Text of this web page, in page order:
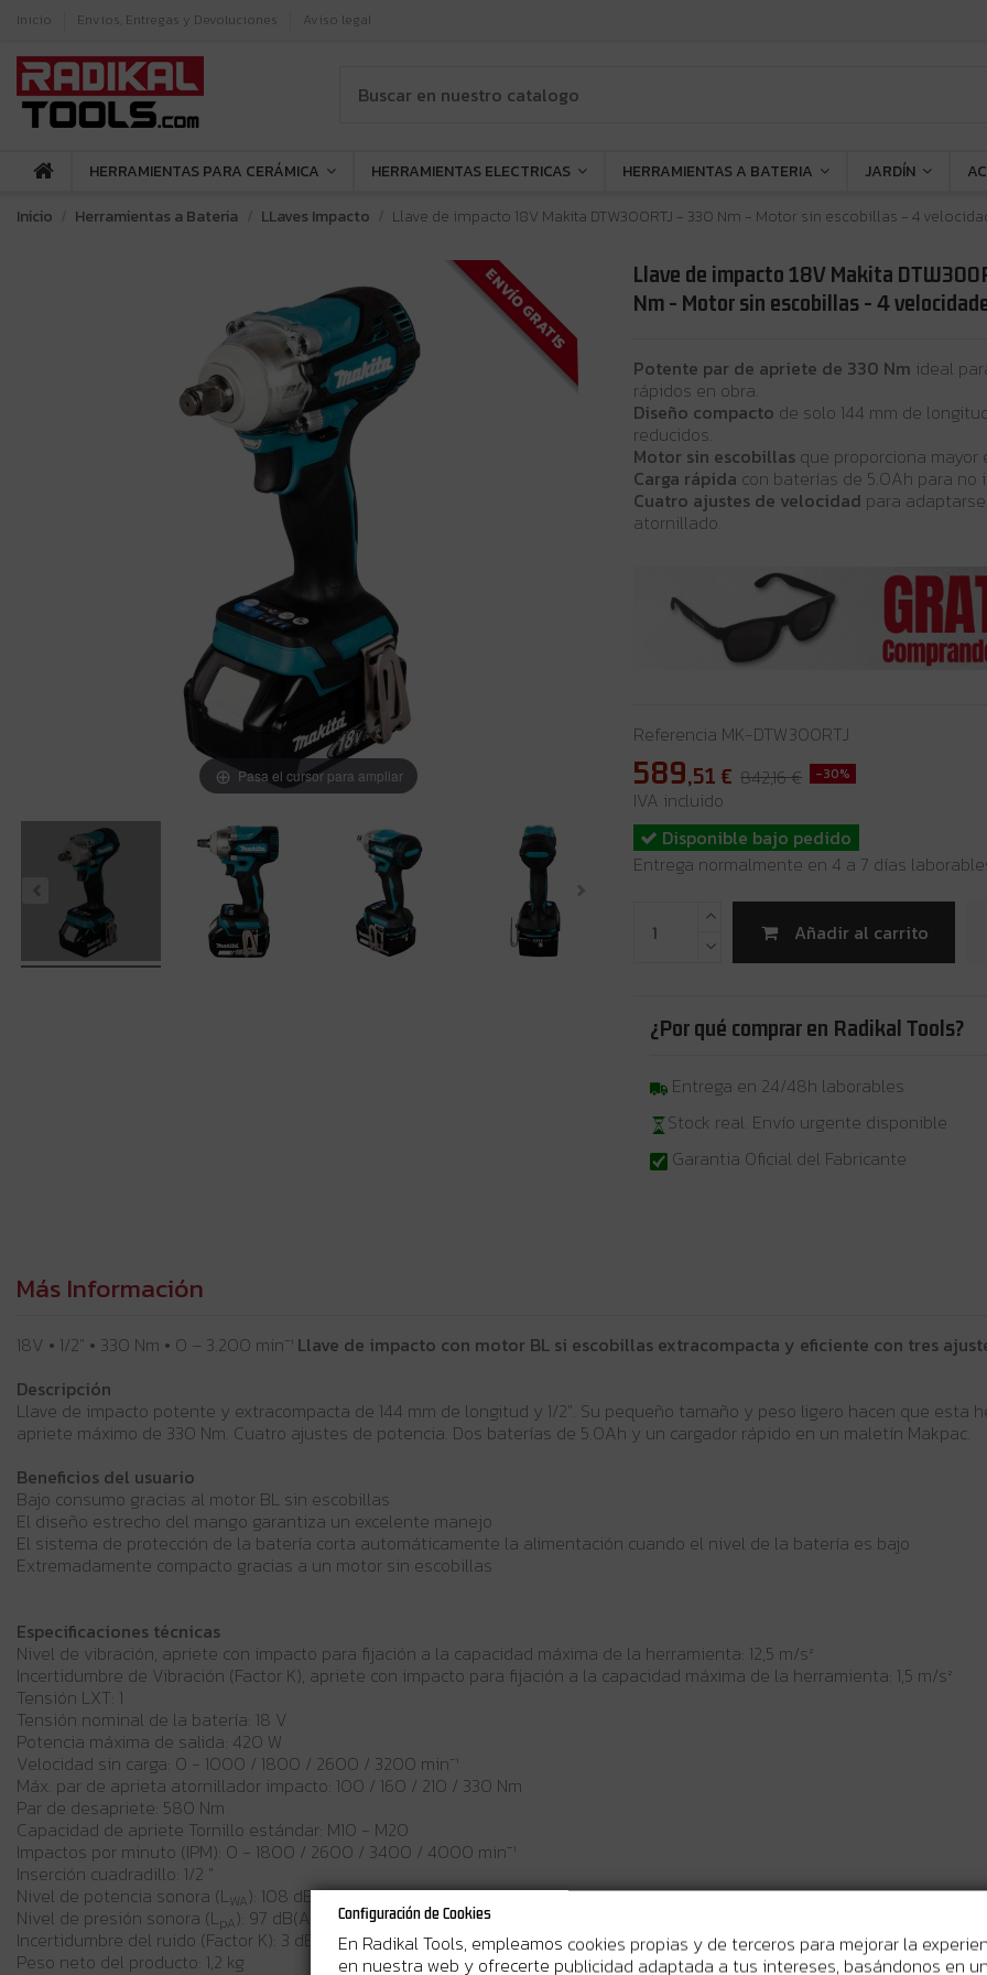
Inicio Envíos, Entregas y Devoluciones Aviso legal
HERRAMIENTAS PARA CERÁMICA HERRAMIENTAS ELECTRICAS HERRAMIENTAS A BATERIA JARDÍN
Inicio
Herramientas a Bateria LLaves Impacto Llave de impacto 18V Makita DTW300RTJ - 330 Nm - Motor sin escobillas - 4
ENVÍO GRATIS
Pasa el cursor para ampliar
Llave de impacto 18V Makita
Nm - Motor sin escobillas - 4
Potente par de apriete de 330 Nm ideal
rápidos en obra.
Diseño compacto de solo 144 mm de
reducidos.
Motor sin escobillas que proporciona
Carga rápida con baterías de 5.0Ah para no
Cuatro ajustes de velocidad para
atornillado.
Referencia MK-DTW300RTJ
589 ,51 € 842,16 € -30%
IVA incluido
Disponible bajo pedido
Entrega normalmente en 4 a 7 días
Añadir al carrito
¿Por qué comprar en Radikal Tools?
Entrega en 24/48h laborables
Stock real. Envío urgente disponible
Garantia Oficial del Fabricante
Más Información
18V • 1/2" • 330 Nm • 0 – 3.200 min⁻¹ Llave de impacto con motor BL si escobillas extracompacta y eficiente con tres
Descripción
Llave de impacto potente y extracompacta de 144 mm de longitud y 1/2". Su pequeño tamaño y peso ligero hacen que esta
apriete máximo de 330 Nm. Cuatro ajustes de potencia. Dos baterías de 5.0Ah y un cargador rápido en un maletín Makpac.
Beneficios del usuario
Bajo consumo gracias al motor BL sin escobillas
El diseño estrecho del mango garantiza un excelente manejo
El sistema de protección de la batería corta automáticamente la alimentación cuando el nivel de la batería es bajo
Extremadamente compacto gracias a un motor sin escobillas
Especificaciones técnicas
Nivel de vibración, apriete con impacto para fijación a la capacidad máxima de la herramienta: 12,5 m/s²
Incertidumbre de Vibración (Factor K), apriete con impacto para fijación a la capacidad máxima de la herramienta: 1,5 m/s²
Tensión LXT: 1
Tensión nominal de la batería: 18 V
Potencia máxima de salida: 420 W
Velocidad sin carga: 0 - 1000 / 1800 / 2600 / 3200 min⁻¹
Máx. par de aprieta atornillador impacto: 100 / 160 / 210 / 330 Nm
Par de desapriete: 580 Nm
Capacidad de apriete Tornillo estándar: M10 - M20
Impactos por minuto (IPM): 0 - 1800 / 2600 / 3400 / 4000 min⁻¹
Inserción cuadradillo: 1/2 "
Nivel de potencia sonora (LWA): 108 dB(A)
Nivel de presión sonora (LpA): 97 dB(A)
Incertidumbre del ruido (Factor K): 3 dB(A)
Peso neto del producto: 1,2 kg
Configuración de Cookies
En Radikal Tools, empleamos cookies propias y de terceros para mejorar la
en nuestra web y ofrecerte publicidad adaptada a tus intereses, basándonos en